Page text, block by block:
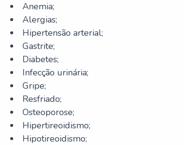
Anemia;
Alergias;
Hipertensão arterial;
Gastrite;
Diabetes;
Infecção urinária;
Gripe;
Resfriado;
Osteoporose;
Hipertireoidismo;
Hipotireoidismo;